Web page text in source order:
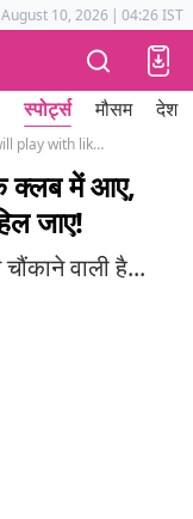
Tak Astrotak
August 10, 2026 | 04:26 IST
स्पोर्ट्स मौसम देश
Neymar signs for Al hilal will play with likes of cristiano ronaldo and karim benzema in saudi arab
के क्लब में आए,
जाए!
वाली है...